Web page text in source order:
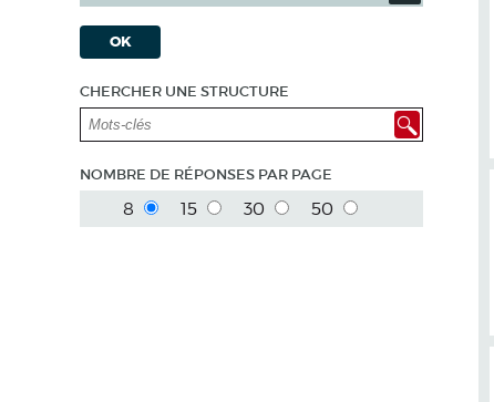
OK
CHERCHER UNE STRUCTURE
NOMBRE DE RÉPONSES PAR PAGE
8 15 30 50